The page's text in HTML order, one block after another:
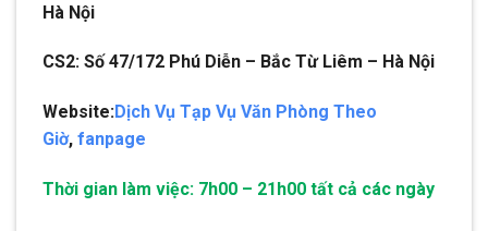
Hà Nội
CS2: Số 47/172 Phú Diễn – Bắc Từ Liêm – Hà Nội
Website:Dịch Vụ Tạp Vụ Văn Phòng Theo
Giờ, fanpage
Thời gian làm việc: 7h00 – 21h00 tất cả các ngày